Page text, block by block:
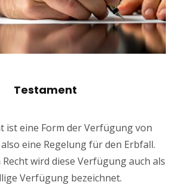
Testament
ist eine Form der Verfügung von
eine Regelung für den Erbfall.
wird diese Verfügung auch als
Verfügung bezeichnet.